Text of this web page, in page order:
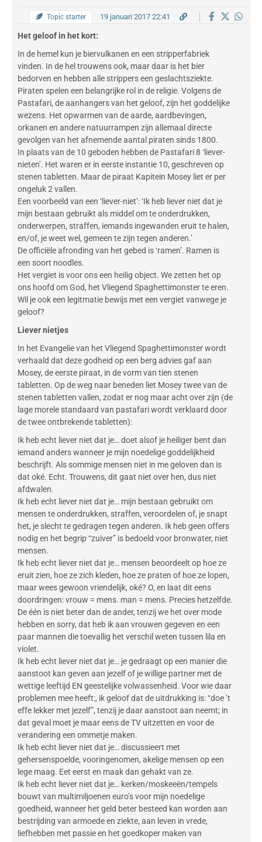
Topic starter 19 januari 2017 22:41
Het geloof in het kort:
In de hemel kun je biervulkanen en een stripperfabriek
vinden. In de hel trouwens ook, maar daar is het bier
bedorven en hebben alle strippers een geslachtsziekte.
Piraten spelen een belangrijke rol in de religie. Volgens de
Pastafari, de aanhangers van het geloof, zijn het goddelijke
wezens. Het opwarmen van de aarde, aardbevingen,
orkanen en andere natuurrampen zijn allemaal directe
gevolgen van het afnemende aantal piraten sinds 1800.
In plaats van de 10 geboden hebben de Pastafari 8 ‘liever-
nieten’. Het waren er in eerste instantie 10, geschreven op
stenen tabletten. Maar de piraat Kapitein Mosey liet er per
ongeluk 2 vallen.
Een voorbeeld van een ‘liever-niet’: ‘Ik heb liever niet dat je
mijn bestaan gebruikt als middel om te onderdrukken,
onderwerpen, straffen, iemands ingewanden eruit te halen,
en/of, je weet wel, gemeen te zijn tegen anderen.’
De officiële afronding van het gebed is ‘ramen’. Ramen is
een soort noodles.
Het vergiet is voor ons een heilig object. We zetten het op
ons hoofd om God, het Vliegend Spaghettimonster te eren.
Wil je ook een legitmatie bewijs met een vergiet vanwege je
geloof?
Liever nietjes
In het Evangelie van het Vliegend Spaghettimonster wordt
verhaald dat deze godheid op een berg advies gaf aan
Mosey, de eerste piraat, in de vorm van tien stenen
tabletten. Op de weg naar beneden liet Mosey twee van de
stenen tabletten vallen, zodat er nog maar acht over zijn (de
lage morele standaard van pastafari wordt verklaard door
de twee ontbrekende tabletten):
Ik heb echt liever niet dat je… doet alsof je heiliger bent dan
iemand anders wanneer je mijn noedelige goddelijkheid
beschrijft. Als sommige mensen niet in me geloven dan is
dat oké. Echt. Trouwens, dit gaat niet over hen, dus niet
afdwalen.
Ik heb echt liever niet dat je… mijn bestaan gebruikt om
mensen te onderdrukken, straffen, veroordelen of, je snapt
het, je slecht te gedragen tegen anderen. Ik heb geen offers
nodig en het begrip “zuiver” is bedoeld voor bronwater, niet
mensen.
Ik heb echt liever niet dat je… mensen beoordeelt op hoe ze
eruit zien, hoe ze zich kleden, hoe ze praten of hoe ze lopen,
maar wees gewoon vriendelijk, oké? O, en laat dit eens
doordringen: vrouw = mens. man = mens. Precies hetzelfde.
De één is niet beter dan de ander, tenzij we het over mode
hebben en sorry, dat heb ik aan vrouwen gegeven en een
paar mannen die toevallig het verschil weten tussen lila en
violet.
Ik heb echt liever niet dat je… je gedraagt op een manier die
aanstoot kan geven aan jezelf of je willige partner met de
wettige leeftijd EN geestelijke volwassenheid. Voor wie daar
problemen mee heeft:, ik geloof dat de uitdrukking is: “doe ’t
effe lekker met jezelf”, tenzij je daar aanstoot aan neemt; in
dat geval moet je maar eens de TV uitzetten en voor de
verandering een ommetje maken.
Ik heb echt liever niet dat je… discussieert met
gehersenspoelde, vooringenomen, akelige mensen op een
lege maag. Eet eerst en maak dan gehakt van ze.
Ik heb echt liever niet dat je… kerken/moskeeën/tempels
bouwt van multimiljoenen euro’s voor mijn noedelige
goedheid, wanneer het geld beter besteed kan worden aan
bestrijding van armoede en ziekte, aan leven in vrede,
liefhebben met passie en het goedkoper maken van